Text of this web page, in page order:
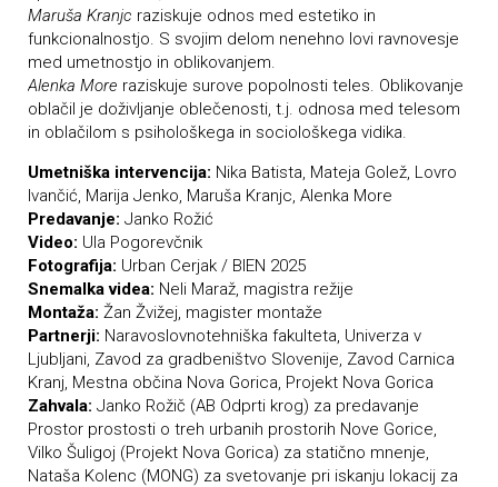
Maruša Kranjc raziskuje odnos med estetiko in
funkcionalnostjo. S svojim delom nenehno lovi ravnovesje
med umetnostjo in oblikovanjem.
Alenka More raziskuje surove popolnosti teles. Oblikovanje
oblačil je doživljanje oblečenosti, t.j. odnosa med telesom
in oblačilom s psihološkega in sociološkega vidika.
Umetniška intervencija: Nika Batista, Mateja Golež, Lovro
Ivančić, Marija Jenko, Maruša Kranjc, Alenka More
Predavanje: Janko Rožić
Video: Ula Pogorevčnik
Fotografija: Urban Cerjak / BIEN 2025
Snemalka videa: Neli Maraž, magistra režije
Montaža: Žan Žvižej, magister montaže
Partnerji: Naravoslovnotehniška fakulteta, Univerza v
Ljubljani, Zavod za gradbeništvo Slovenije, Zavod Carnica
Kranj, Mestna občina Nova Gorica, Projekt Nova Gorica
Zahvala: Janko Rožič (AB Odprti krog) za predavanje
Prostor prostosti o treh urbanih prostorih Nove Gorice,
Vilko Šuligoj (Projekt Nova Gorica) za statično mnenje,
Nataša Kolenc (MONG) za svetovanje pri iskanju lokacij za